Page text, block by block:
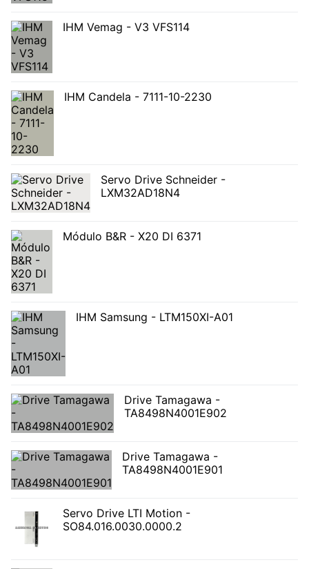
IHM Vemag - V3 VFS114
IHM Candela - 7111-10-2230
Servo Drive Schneider -
LXM32AD18N4
Módulo B&R - X20 DI 6371
IHM Samsung - LTM150XI-A01
Drive Tamagawa -
TA8498N4001E902
Drive Tamagawa -
TA8498N4001E901
Servo Drive LTI Motion -
SO84.016.0030.0000.2